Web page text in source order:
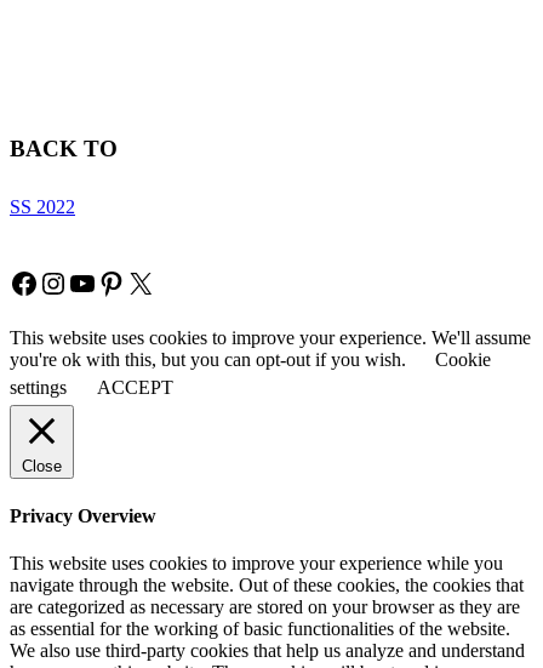
BACK TO
SS 2022
Facebook
Instagram
YouTube
Pinterest
X
This website uses cookies to improve your experience. We'll assume
you're ok with this, but you can opt-out if you wish.
Cookie
settings
ACCEPT
Close
Privacy Overview
This website uses cookies to improve your experience while you
navigate through the website. Out of these cookies, the cookies that
are categorized as necessary are stored on your browser as they are
as essential for the working of basic functionalities of the website.
We also use third-party cookies that help us analyze and understand